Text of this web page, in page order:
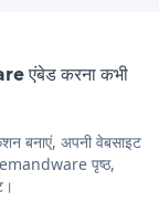
एंबेड करना कभी
बनाएं, अपनी वेबसाइट
पृष्ठ,